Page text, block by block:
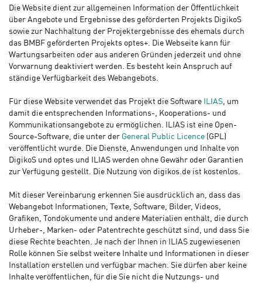
Die Website dient zur allgemeinen Information der Öffentlichkeit
über Angebote und Ergebnisse des geförderten Projekts DigikoS
sowie zur Nachhaltung der Projektergebnisse des ehemals durch
das BMBF geförderten Projekts optes+. Die Webseite kann für
Wartungsarbeiten oder aus anderen Gründen jederzeit und ohne
Vorwarnung deaktiviert werden. Es besteht kein Anspruch auf
ständige Verfügbarkeit des Webangebots.
Für diese Website verwendet das Projekt die Software ILIAS, um
damit die entsprechenden Informations-, Kooperations- und
Kommunikationsangebote zu ermöglichen. ILIAS ist eine Open-
Source-Software, die unter der General Public Licence (GPL)
veröffentlicht wurde. Die Dienste, Anwendungen und Inhalte von
DigikoS und optes und ILIAS werden ohne Gewähr oder Garantien
zur Verfügung gestellt. Die Nutzung von digikos.de ist kostenlos.
Mit dieser Vereinbarung erkennen Sie ausdrücklich an, dass das
Webangebot Informationen, Texte, Software, Bilder, Videos,
Grafiken, Tondokumente und andere Materialien enthält, die durch
Urheber-, Marken- oder Patentrechte geschützt sind, und dass Sie
diese Rechte beachten. Je nach der Ihnen in ILIAS zugewiesenen
Rolle können Sie selbst weitere Inhalte und Informationen in dieser
Installation erstellen und verfügbar machen. Sie dürfen aber keine
Inhalte veröffentlichen, für die Sie nicht die Nutzungs- und